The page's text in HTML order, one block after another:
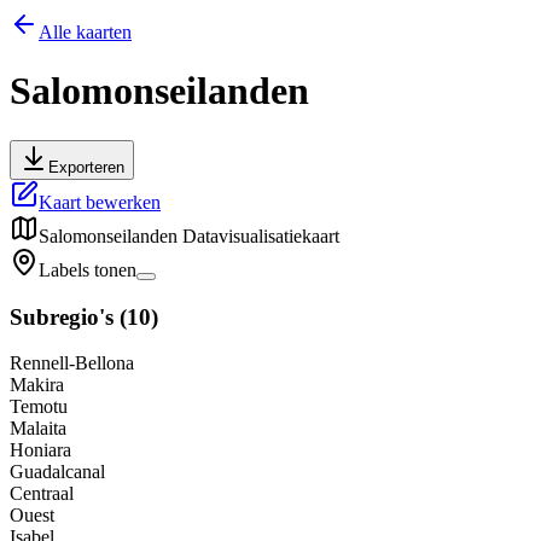
Alle kaarten
Salomonseilanden
Exporteren
Kaart bewerken
Salomonseilanden Datavisualisatiekaart
Labels tonen
Subregio's (10)
Rennell-Bellona
Makira
Temotu
Malaita
Honiara
Guadalcanal
Centraal
Ouest